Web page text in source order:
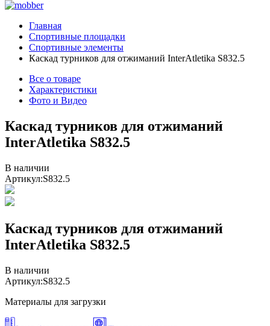
Главная
Спортивные площадки
Спортивные элементы
Каскад турников для отжиманий InterAtletika S832.5
Все о товаре
Характеристики
Фото и Видео
Каскад турников для отжиманий
InterAtletika S832.5
В наличии
Артикул:S832.5
Каскад турников для отжиманий
InterAtletika S832.5
В наличии
Артикул:S832.5
Материалы для загрузки